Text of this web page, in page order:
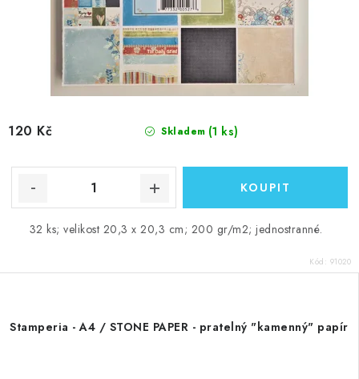
Skladem (1 ks)
120 Kč
32 ks; velikost 20,3 x 20,3 cm; 200 gr/m2; jednostranné.
Kód: 91020
Stamperia - A4 / STONE PAPER - pratelný "kamenný" papír